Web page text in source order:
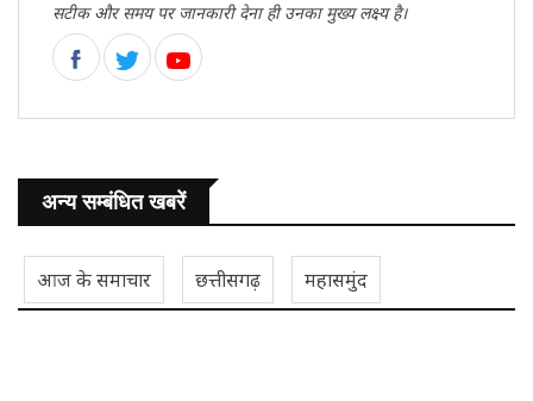
सटीक और समय पर जानकारी देना ही उनका मुख्य लक्ष्य है।
अन्य सम्बंधित खबरें
आज के समाचार छत्तीसगढ़ महासमुंद